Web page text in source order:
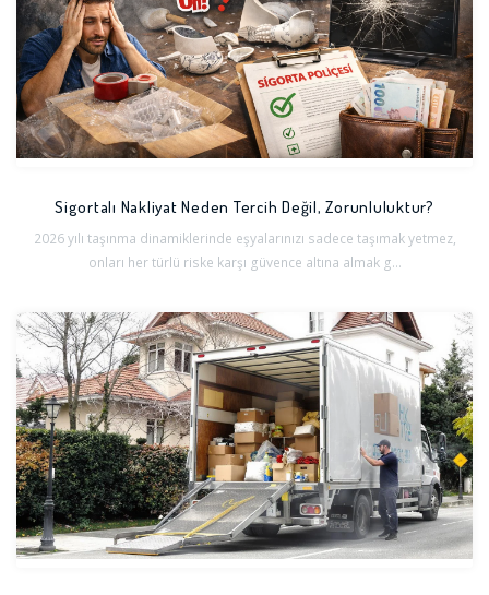
Sigortalı Nakliyat Neden Tercih Değil, Zorunluluktur?
2026 yılı taşınma dinamiklerinde eşyalarınızı sadece taşımak yetmez,
onları her türlü riske karşı güvence altına almak g...